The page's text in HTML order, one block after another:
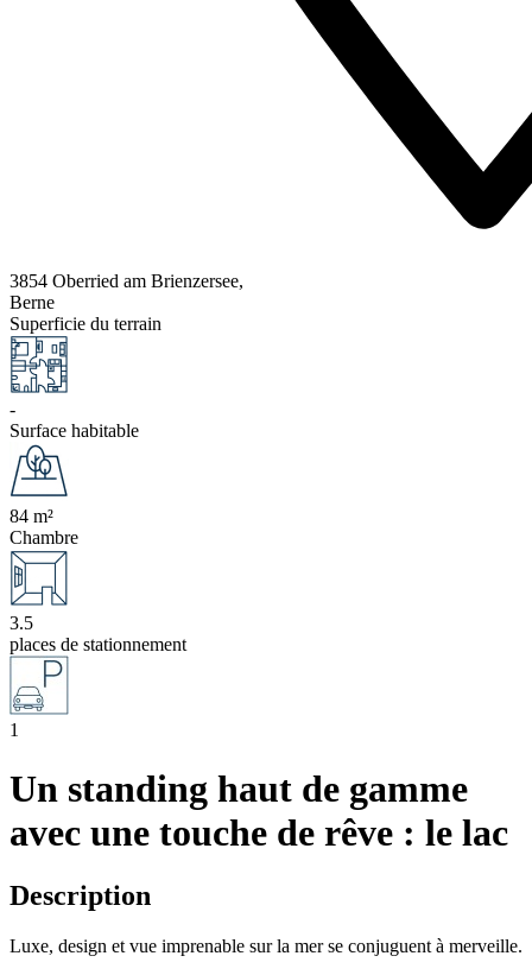
3854 Oberried am Brienzersee,
Berne
Superficie du terrain
-
Surface habitable
84 m²
Chambre
3.5
places de stationnement
1
Un standing haut de gamme
avec une touche de rêve : le lac
Description
Luxe, design et vue imprenable sur la mer se conjuguent à merveille.